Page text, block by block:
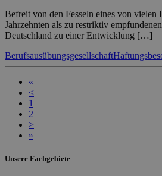
Befreit von den Fesseln eines von vielen
Jahrzehnten als zu restriktiv
Deutschland zu einer Entwicklung […]
Berufsausübungsgesellschaft
«
<
1
2
>
»
Unsere Fachgebiete